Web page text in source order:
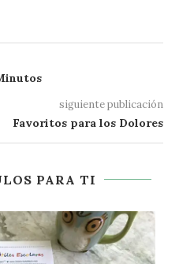
siguiente publicación
Favoritos para los Dolores
PARA TI